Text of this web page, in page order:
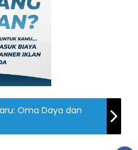
Oma Daya dan